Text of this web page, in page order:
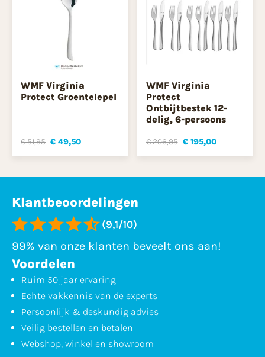
WMF Virginia
Protect Groentelepel
€ 51,95 € 49,50
WMF Virginia
Protect
Ontbijtbestek 12-
delig, 6-persoons
€ 206,95 € 195,00
Klantbeoordelingen
(9,1/10)
99% van onze klanten beveelt ons aan!
Voordelen
Ruim 50 jaar ervaring
Echte vakkennis van de experts
Persoonlijk & deskundig advies
Veilig bestellen en betalen
Webshop, winkel en showroom